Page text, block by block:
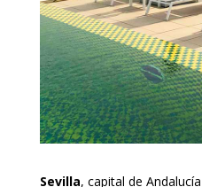
Sevilla, capital de